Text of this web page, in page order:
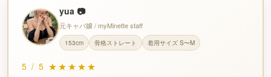
yua 📷
元キャバ嬢 / myMinette staff
153cm 骨格ストレート 着用サイズ S〜M
5 / 5 ★★★★★